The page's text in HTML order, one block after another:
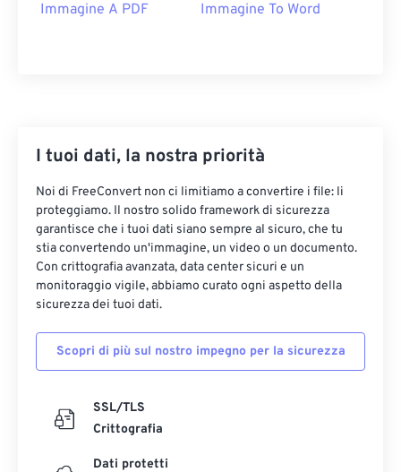
Immagine A PDF Immagine To Word
I tuoi dati, la nostra priorità
Noi di FreeConvert non ci limitiamo a convertire i file: li
proteggiamo. Il nostro solido framework di sicurezza
garantisce che i tuoi dati siano sempre al sicuro, che tu
stia convertendo un'immagine, un video o un documento.
Con crittografia avanzata, data center sicuri e un
monitoraggio vigile, abbiamo curato ogni aspetto della
sicurezza dei tuoi dati.
Scopri di più sul nostro impegno per la sicurezza
SSL/TLS
Crittografia
Dati protetti